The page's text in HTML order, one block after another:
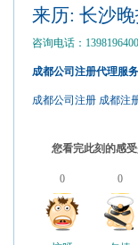
来历: 长沙
咨询电话：
成都公司注册代理服
成都公司注册 成都注
您看完此刻的感
0 0